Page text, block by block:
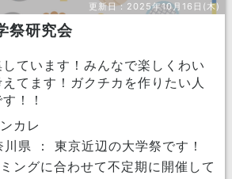
更新日： 2025年10月16日(木)
祭研究会
ています！みんなで楽しくわい
てます！ガクチカを作りたい人
！！
カレ
県 ： 東京近辺の大学祭です！
ングに合わせて不定期に開催して